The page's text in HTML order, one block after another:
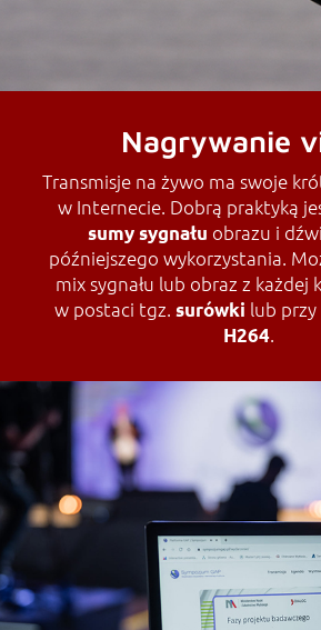
Nagrywanie
Transmisje na żywo ma swoje
w Internecie. Dobrą praktyką
sumy sygnału obrazu i
późniejszego wykorzystania.
mix sygnału lub obraz z każdej
w postaci tgz. surówki lub przy
H264.